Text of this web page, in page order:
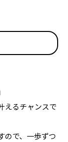
えるチャンスで
ので、一歩ずつ